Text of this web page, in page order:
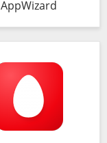
AppWizard